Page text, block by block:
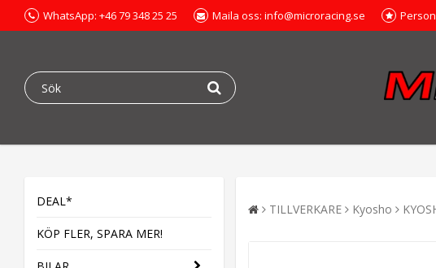
WhatsApp: +46 79 348 25 25 Maila oss: info@microracing.se
DEAL*
KÖP FLER, SPARA MER!
TILLVERKARE Kyosho